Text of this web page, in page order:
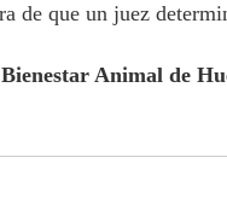
de que un juez
Animal de